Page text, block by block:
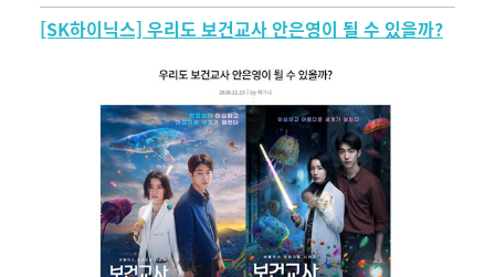
[SK하이닉스] 우리도 보건교사 안은영이 될 수 있을까?